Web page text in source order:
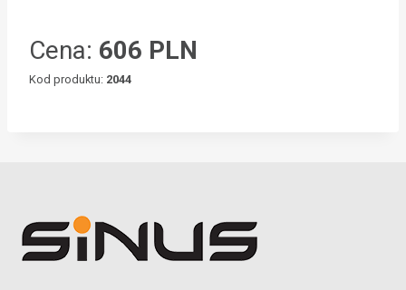
Cena: 606 PLN
Kod produktu: 2044